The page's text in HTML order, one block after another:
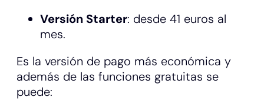
Versión Starter: desde 41 euros al
mes.
Es la versión de pago más económica y
además de las funciones gratuitas se
puede: